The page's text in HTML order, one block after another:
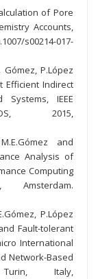
of Pore
Accounts,
s00214-017-
Gómez, P.López
Efficient Indirect
IEEE
2015,
and
Analysis of
Computing
P.López
Fault-tolerant
International
Network-Based
Italy,